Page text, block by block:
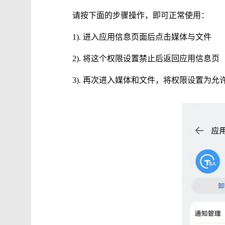
请按下面的步骤操作，即可正常使用：
1). 进入应用信息页面后点击媒体与文件
2). 将这个权限设置禁止后返回应用信息页
3). 再次进入媒体和文件，将权限设置为允